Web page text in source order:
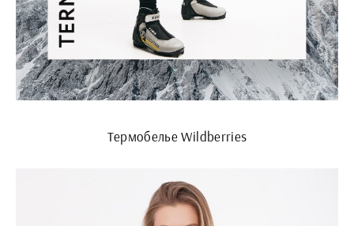
Термобелье Wildberries